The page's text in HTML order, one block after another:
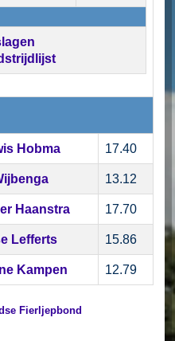
Hobma 17.40
13.12
Haanstra 17.70
Lefferts 15.86
Kampen 12.79
Fierljepbond